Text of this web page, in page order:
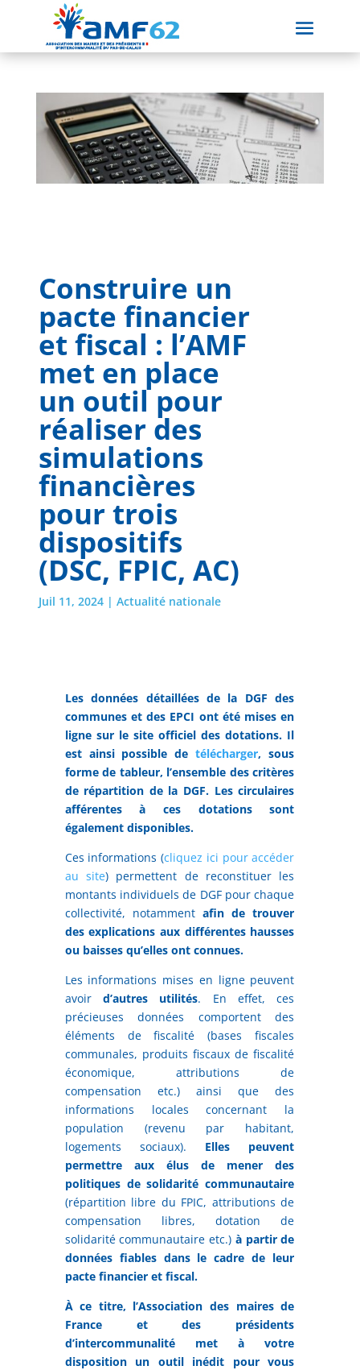
Construire un
pacte financier
et fiscal : l’AMF
met en place
un outil pour
réaliser des
simulations
financières
pour trois
dispositifs
(DSC, FPIC, AC)
Juil 11, 2024| Actualité nationale
Les données détaillées de la DGF des
communes et des EPCI ont été mises en
ligne sur le site officiel des dotations. Il
est ainsi possible detélécharger, sous
forme de tableur, l’ensemble des critères
de répartition de la DGF. Les circulaires
afférentes à ces dotations sont
également disponibles.
Ces informations (cliquez ici pour accéder
au site) permettent de reconstituer les
montants individuels de DGF pour chaque
collectivité, notamment afin de trouver
des explications aux différentes hausses
ou baisses qu’elles ont connues.
Les informations mises en ligne peuvent
avoir d’autres utilités. En effet, ces
précieuses données comportent des
éléments de fiscalité (bases fiscales
communales, produits fiscaux de fiscalité
économique, attributions de
compensation etc.) ainsi que des
informations locales concernant la
population (revenu par habitant,
logements sociaux). Elles peuvent
permettre aux élus de mener des
politiques de solidarité communautaire
(répartition libre du FPIC, attributions de
compensation libres, dotation de
solidarité communautaire etc.) à partir de
données fiables dans le cadre de leur
pacte financier et fiscal.
À ce titre, l’Association des maires de
France et des présidents
d’intercommunalité met à votre
disposition un outil inédit pour vous